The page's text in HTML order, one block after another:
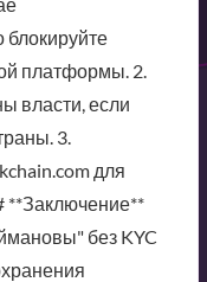
платформы. 2.
власти, если
3.
для
**Заключение**
без KYC